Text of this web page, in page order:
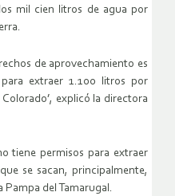
mil cien litros de agua por
de aprovechamiento es
extraer 1.100 litros por
explicó la directora
tiene permisos para extraer
se sacan, principalmente,
del Tamarugal.